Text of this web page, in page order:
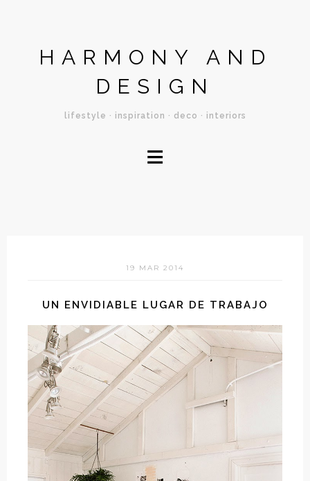
HARMONY AND
DESIGN
lifestyle · inspiration · deco · interiors
≡
19 MAR 2014
UN ENVIDIABLE LUGAR DE TRABAJO